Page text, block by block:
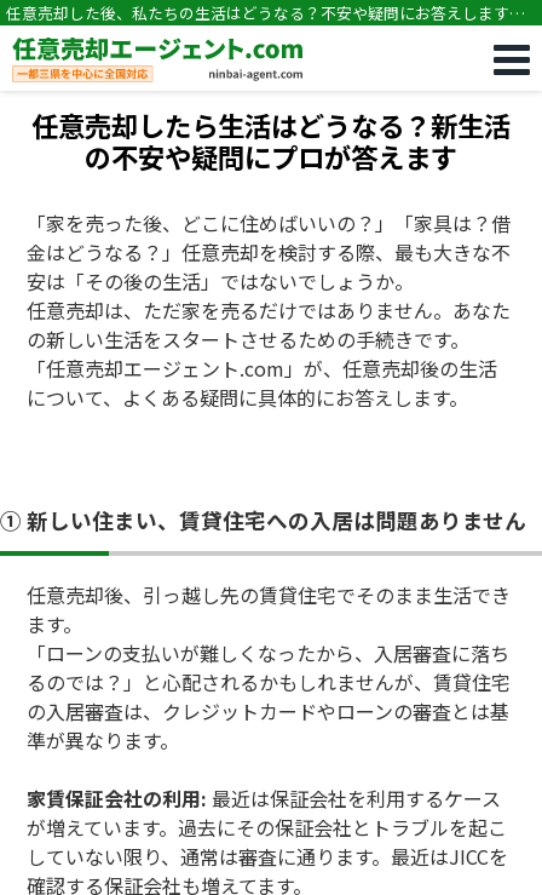
任意売却した後、私たちの生活はどうなる？不安や疑問にお答えします。
｜任意売却専門｜競売・住宅ローン滞納の相談なら任意売却エージェン
ト.com
任意売却したら生活はどうなる？新生活
の不安や疑問にプロが答えます
「家を売った後、どこに住めばいいの？」「家具は？借
金はどうなる？」任意売却を検討する際、最も大きな不
安は「その後の生活」ではないでしょうか。
任意売却は、ただ家を売るだけではありません。あなた
の新しい生活をスタートさせるための手続きです。
「任意売却エージェント.com」が、任意売却後の生活
について、よくある疑問に具体的にお答えします。
① 新しい住まい、賃貸住宅への入居は問題ありません
任意売却後、引っ越し先の賃貸住宅でそのまま生活でき
ます。
「ローンの支払いが難しくなったから、入居審査に落ち
るのでは？」と心配されるかもしれませんが、賃貸住宅
の入居審査は、クレジットカードやローンの審査とは基
準が異なります。
家賃保証会社の利用: 最近は保証会社を利用するケース
が増えています。過去にその保証会社とトラブルを起こ
していない限り、通常は審査に通ります。最近はJICCを
確認する保証会社も増えてます。